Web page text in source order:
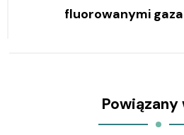
fluorowanymi
Powiązany